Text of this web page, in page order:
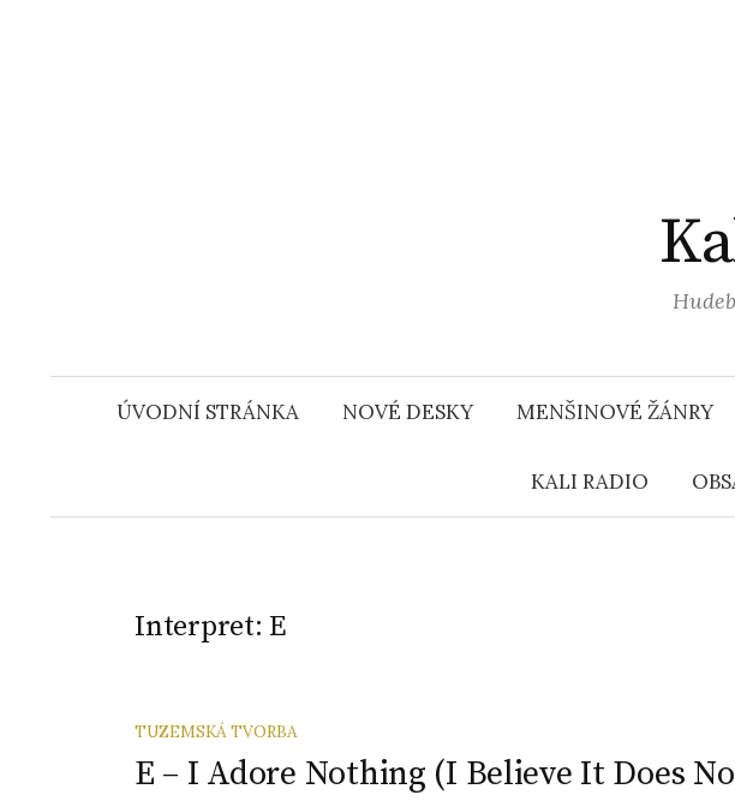
ÚVODNÍ STRÁNKA NOVÉ DESKY MENŠINOVÉ ŽÁNRY
KALI RADIO
Interpret: E
TUZEMSKÁ TVORBA
E – I Adore Nothing (I Believe It Does